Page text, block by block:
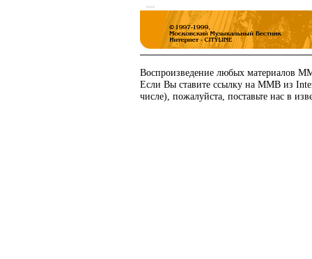
Воспроизведение любых материалов
Если Вы ставите ссылку на ММВ из
числе), пожалуйста, поставьте нас в